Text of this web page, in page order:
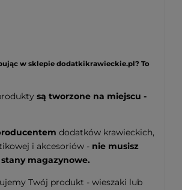
w sklepie dodatkikrawieckie.pl? To
są tworzone na miejscu -
dodatków krawieckich,
i akcesoriów - nie musisz
magazynowe.
Twój produkt - wieszaki lub